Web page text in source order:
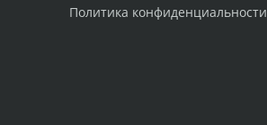
Политика конфиденциальности